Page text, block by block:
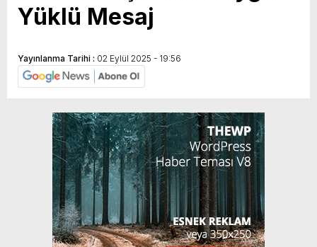
Yüklü Mesaj
Yayınlanma Tarihi : 02 Eylül 2025 - 19:56